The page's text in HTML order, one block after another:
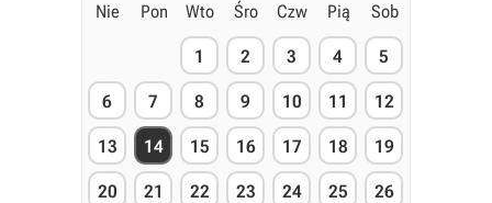
Nie Pon Wto Śro Czw Pią Sob
1 2 3 4 5
6 7 8 9 10 11 12
13 14 15 16 17 18 19
20 21 22 23 24 25 26